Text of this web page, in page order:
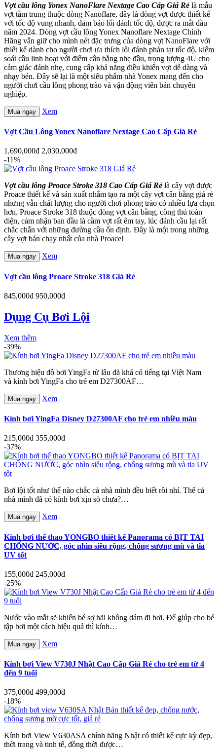
Vợt cầu lông Yonex NanoFlare Nextage Cao Cấp Giá Rẻ là mẫu
vợt tầm trung thuộc dòng Nanoflare, đây là dòng vợt được thiết kế
với tốc độ vung nhanh, đảm bảo lối đánh tốc độ, được ra mắt đầu
năm 2024. Dòng vợt cầu lông Yonex Nanoflare Nextage Chính
Hãng vẫn giữ cho mình nét đặc trưng của dòng vợt NanoFlare với
thiết kế dành cho người chơi ưa thích lối đánh phản tạt tốc độ, kiểm
soát cầu linh hoạt với điểm cân bằng nhẹ đầu, trọng lượng 4U cho
cảm giác đánh nhẹ, cung cấp khả năng điều khiển vợt dễ dàng và
nhạy bén. Đây sẽ lại là một siêu phẩm nhà Yonex mang đến cho
người chơi cầu lông phong trào và vận động viên bán chuyên
nghiệp.
Mua ngay Xem
Vợt Cầu Lông Yonex Nanoflare Nextage Cao Cấp Giá Rẻ
1,690,000đ 2,030,000đ
-11%
Vợt cầu lông Proace Stroke 318 Cao Cấp Giá Rẻ là cây vợt được
Proace thiết kế và sản xuất nhằm tạo ra một cây vợt cân bằng giá rẻ
nhưng vẫn chất lượng cho người chơi phong trào có nhiều lựa chọn
hơn. Proace Stroke 318 thuộc dòng vợt cân bằng, công thủ toàn
diện, cảm nhận ban đầu là cầm vợt rất êm tay, lúc đánh cầu lại rất
chắc chắn với những đường cầu ổn định. Đây là một trong những
cây vợt bán chạy nhất của nhà Proace!
Mua ngay Xem
Vợt cầu lông Proace Stroke 318 Giá Rẻ
845,000đ 950,000đ
Dụng Cụ Bơi Lội
Xem thêm
-39%
Thương hiệu đồ bơi YingFa từ lâu đã khá có tiếng tại Việt Nam
và kính bơi YingFa cho trẻ em D27300AF…
Mua ngay Xem
Kính bơi YingFa Disney D27300AF cho trẻ em nhiều màu
215,000đ 355,000đ
-37%
Bơi lội tốt như thế nào chắc cả nhà mình đều biết rồi nhỉ. Thế cả
nhà mình đã có kính bơi xịn sò chưa?…
Mua ngay Xem
Kính bơi thể thao YONGBO thiết kế Panorama có BỊT TAI
CHỐNG NƯỚC, góc nhìn siêu rộng, chống sương mù và tia
UV tốt
155,000đ 245,000đ
-25%
Nước vào mắt sẽ khiến bé sợ hãi không dám đi bơi. Để giúp cho bé
tập bơi một cách hiệu quả thì kính…
Mua ngay Xem
Kính bơi View V730J Nhật Cao Cấp Giá Rẻ cho trẻ em từ 4
đến 9 tuổi
375,000đ 499,000đ
-18%
Kính bơi View V630ASA chính hãng Nhật có thiết kế cực kỳ đẹp,
thời trang và tinh tế, đồng thời được…